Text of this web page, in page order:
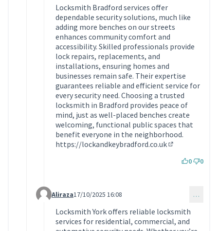
Locksmith Bradford services offer
dependable security solutions, much like
adding more benches on our streets
enhances community comfort and
accessibility. Skilled professionals provide
lock repairs, replacements, and
installations, ensuring homes and
businesses remain safe. Their expertise
guarantees reliable and efficient service for
every security need. Choosing a trusted
locksmith in Bradford provides peace of
mind, just as well-placed benches create
welcoming, functional public spaces that
benefit everyone in the neighborhood.
https://lockandkeybradford.co.uk
0 0
Commentaire 1931 (réponse au commentaire 1921)
Aliraza17/10/2025 16:08 …
Locksmith York offers reliable locksmith
services for residential, commercial, and